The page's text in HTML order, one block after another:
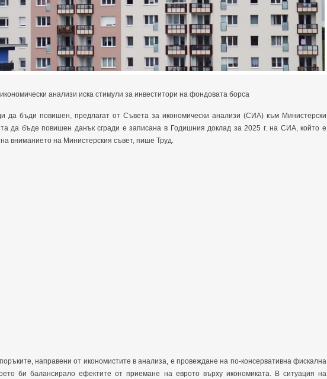
анализи иска стимули за инвеститори на фондовата борса
да бъди повишен, предлагат от Съвета за икономически анализи (СИА) към Министерски
да бъде повишен данък сгради е записана в Годишния доклад за 2025 г. на СИА, който е
вниманието на Министерския съвет, пише Труд.
направени от икономистите в анализа, е провеждане на по-консервативна фискална
би балансирало ефектите от приемане на еврото върху икономиката. В ситуация на